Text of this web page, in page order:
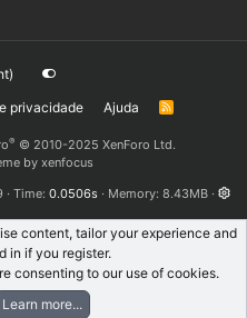
privacidade Ajuda
R
® © 2010-2025 XenForo Ltd.
by xenfocus
Time 0.0506s Memory 8.43MB
content, tailor your experience and
in if you register.
consenting to our use of cookies.
Learn more...